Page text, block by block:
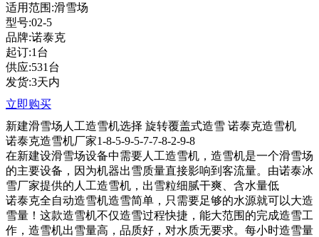
适用范围:滑雪场
型号:02-5
品牌:诺泰克
起订:1台
供应:531台
发货:3天内
立即购买
新建滑雪场人工造雪机选择 旋转覆盖式造雪 诺泰克造雪机
诺泰克造雪机厂家1-8-5-9-5-7-7-8-2-9-8
在新建设滑雪场设备中需要人工造雪机，造雪机是一个滑雪场
的主要设备，因为机器出雪质量直接影响到客流量。由诺泰冰
雪厂家提供的人工造雪机，出雪粒细腻干爽、含水量低
诺泰克全自动造雪机造雪简单，只需要足够的水源就可以大造
雪量！这款造雪机不仅造雪过程快捷，能大范围的完成造雪工
作，造雪机出雪量高，品质好，对水质无要求。每小时造雪量